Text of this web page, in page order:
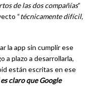
de las dos compañías”
“técnicamente difícil,
la app sin cumplir ese
a plazo a desarrollarla,
están escritas en ese
es claro que Google